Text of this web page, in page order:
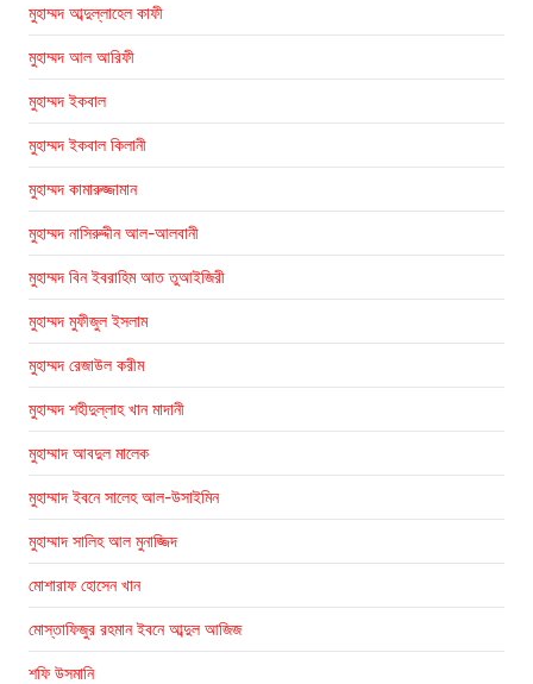
মুহাম্মদ আব্দুল্লাহেল কাফী
মুহাম্মদ আল আরিফী
মুহাম্মদ ইকবাল
মুহাম্মদ ইকবাল কিলানী
মুহাম্মদ কামারুজ্জামান
মুহাম্মদ নাসিরুদ্দীন আল-আলবানী
মুহাম্মদ বিন ইবরাহিম আত তুআইজিরী
মুহাম্মদ মুফীজুল ইসলাম
মুহাম্মদ রেজাউল করীম
মুহাম্মদ শহীদুল্লাহ খান মাদানী
মুহাম্মাদ আবদুল মালেক
মুহাম্মাদ ইবনে সালেহ আল-উসাইমিন
মুহাম্মাদ সালিহ আল মুনাজ্জিদ
মোশারাফ হোসেন খান
মোস্তাফিজুর রহমান ইবনে আব্দুল আজিজ
শফি উসমানি